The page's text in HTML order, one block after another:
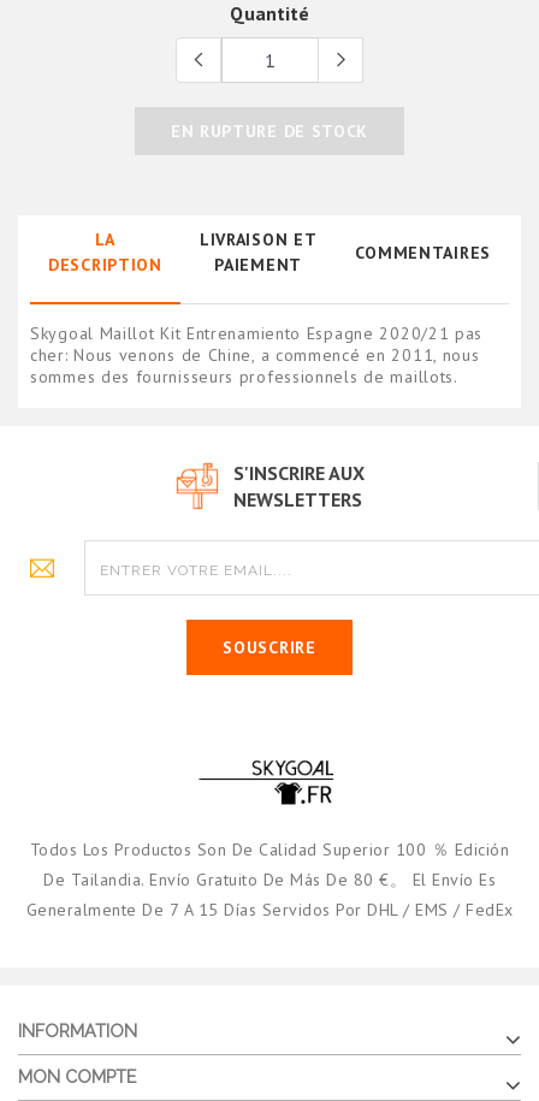
Quantité
EN RUPTURE DE STOCK
LA
DESCRIPTION
LIVRAISON ET
PAIEMENT
COMMENTAIRES
Skygoal Maillot Kit Entrenamiento Espagne 2020/21 pas
cher: Nous venons de Chine, a commencé en 2011, nous
sommes des fournisseurs professionnels de maillots.
S'INSCRIRE AUX
NEWSLETTERS
SOUSCRIRE
Todos Los Productos Son De Calidad Superior 100 ％ Edición
De Tailandia. Envío Gratuito De Más De 80 €。 El Envío Es
Generalmente De 7 A 15 Días Servidos Por DHL / EMS / FedEx
INFORMATION
MON COMPTE